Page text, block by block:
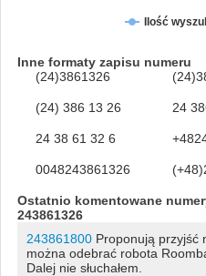
Ilość
Inne formaty zapisu numeru
(24)3861326
(24) 386 13 26 24
24 38 61 32 6
0048243861326
Ostatnio komentowane
243861326
243861800Proponują przyjść
można odebrać robota
Dalej nie słuchałem.